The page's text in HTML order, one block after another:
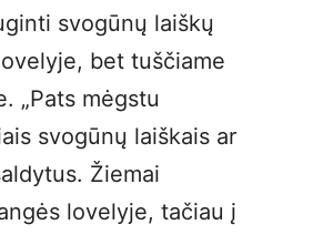
svogūnų laiškų
bet tuščiame
„Pats mėgstu
svogūnų laiškais ar
Žiemai
lovelyje, tačiau į